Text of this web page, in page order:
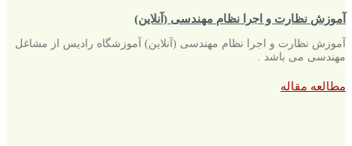
آموزش نظارت و اجرا نظام مهندسی (آنلاین)
آموزش نظارت و اجرا نظام مهندسی (آنلاین) آموزشگاه رادیس از مشاغل
مهندسی می باشد .
مطالعه مقاله